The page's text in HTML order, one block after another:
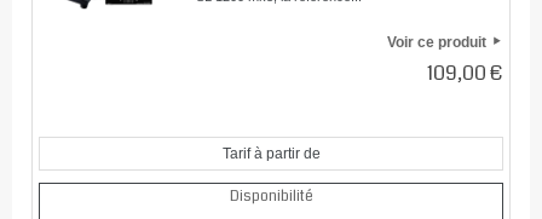
Voir ce produit
109,00 €
Tarif à partir de
Disponibilité